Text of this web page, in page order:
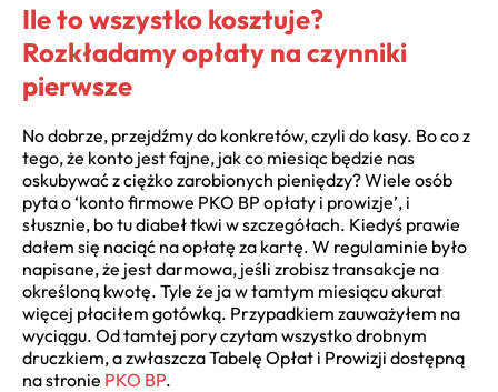
Ile to wszystko kosztuje?
Rozkładamy opłaty na czynniki
pierwsze
No dobrze, przejdźmy do konkretów, czyli do kasy. Bo co z
tego, że konto jest fajne, jak co miesiąc będzie nas
oskubywać z ciężko zarobionych pieniędzy? Wiele osób
pyta o ‘konto firmowe PKO BP opłaty i prowizje’, i
słusznie, bo tu diabeł tkwi w szczegółach. Kiedyś prawie
dałem się naciąć na opłatę za kartę. W regulaminie było
napisane, że jest darmowa, jeśli zrobisz transakcje na
określoną kwotę. Tyle że ja w tamtym miesiącu akurat
więcej płaciłem gotówką. Przypadkiem zauważyłem na
wyciągu. Od tamtej pory czytam wszystko drobnym
druczkiem, a zwłaszcza Tabelę Opłat i Prowizji dostępną
na stronie PKO BP.